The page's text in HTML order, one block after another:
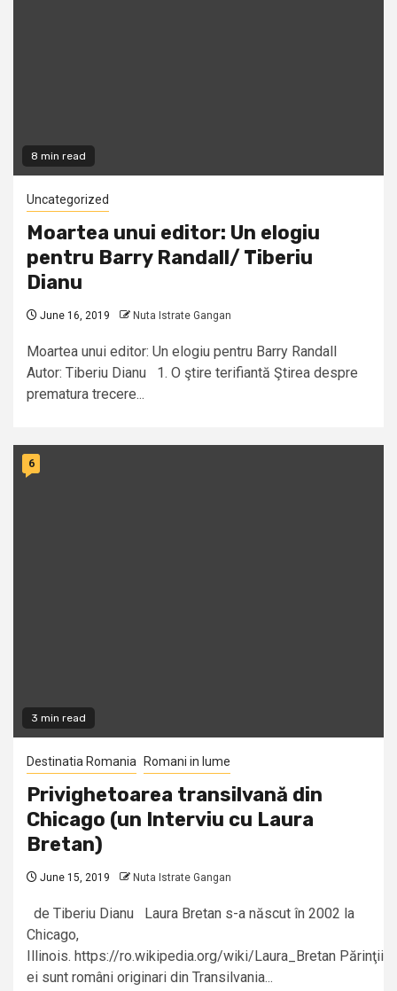
8 min read
Uncategorized
Moartea unui editor: Un elogiu
pentru Barry Randall/ Tiberiu
Dianu
June 16, 2019 Nuta Istrate Gangan
Moartea unui editor: Un elogiu pentru Barry Randall
Autor: Tiberiu Dianu 1. O ştire terifiantă Ştirea despre
prematura trecere...
3 min read
6
Destinatia Romania Romani in lume
Privighetoarea transilvană din
Chicago (un Interviu cu Laura
Bretan)
June 15, 2019 Nuta Istrate Gangan
de Tiberiu Dianu Laura Bretan s-a născut în 2002 la
Chicago,
Illinois. https://ro.wikipedia.org/wiki/Laura_Bretan Părinţii
ei sunt români originari din Transilvania...